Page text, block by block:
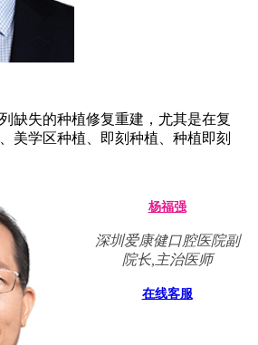
缺失的种植修复重建，尤其是在复
美学区种植、即刻种植、种植即刻
杨福强
深圳爱康健口腔医院副
院长,主治医师
在线客服